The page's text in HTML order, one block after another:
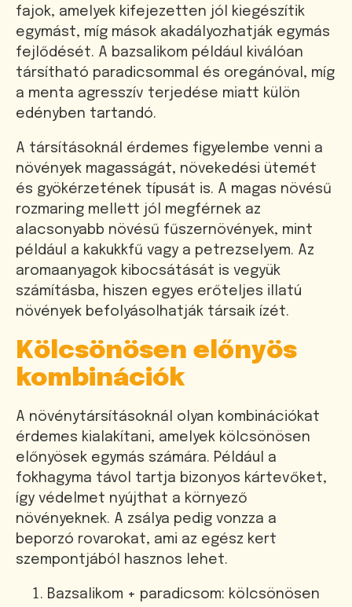
fajok, amelyek kifejezetten jól kiegészítik
egymást, míg mások akadályozhatják egymás
fejlődését. A bazsalikom például kiválóan
társítható paradicsommal és oregánóval, míg
a menta agresszív terjedése miatt külön
edényben tartandó.
A társításoknál érdemes figyelembe venni a
növények magasságát, növekedési ütemét
és gyökérzetének típusát is. A magas növésű
rozmaring mellett jól megférnek az
alacsonyabb növésű fűszernövények, mint
például a kakukkfű vagy a petrezselyem. Az
aromaanyagok kibocsátását is vegyük
számításba, hiszen egyes erőteljes illatú
növények befolyásolhatják társaik ízét.
Kölcsönösen előnyös
kombinációk
A növénytársításoknál olyan kombinációkat
érdemes kialakítani, amelyek kölcsönösen
előnyösek egymás számára. Például a
fokhagyma távol tartja bizonyos kártevőket,
így védelmet nyújthat a környező
növényeknek. A zsálya pedig vonzza a
beporzó rovarokat, ami az egész kert
szempontjából hasznos lehet.
Bazsalikom + paradicsom: kölcsönösen